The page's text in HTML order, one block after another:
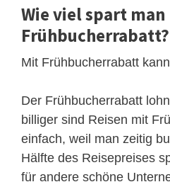
Wie viel spart man
Frühbucherrabatt?
Mit Frühbucherrabatt
Der Frühbucherrabatt
billiger sind Reisen mit
einfach, weil man zeitig
Hälfte des Reisepreises
für andere schöne